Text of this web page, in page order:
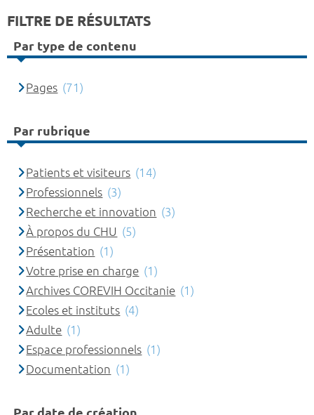
FILTRE DE RÉSULTATS
Par type de contenu
Pages (71)
Par rubrique
Patients et visiteurs (14)
Professionnels (3)
Recherche et innovation (3)
À propos du CHU (5)
Présentation (1)
Votre prise en charge (1)
Archives COREVIH Occitanie (1)
Ecoles et instituts (4)
Adulte (1)
Espace professionnels (1)
Documentation (1)
Par date de création